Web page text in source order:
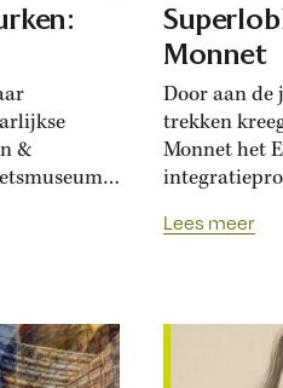
&
periode
beeld
en
Monnet
Door aan de
trekken
Monnet het
Lees meer